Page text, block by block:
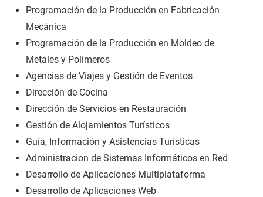
Programación de la Producción en Fabricación
Mecánica
Programación de la Producción en Moldeo de
Metales y Polímeros
Agencias de Viajes y Gestión de Eventos
Dirección de Cocina
Dirección de Servicios en Restauración
Gestión de Alojamientos Turísticos
Guía, Información y Asistencias Turísticas
Administracion de Sistemas Informáticos en Red
Desarrollo de Aplicaciones Multiplataforma
Desarrollo de Aplicaciones Web